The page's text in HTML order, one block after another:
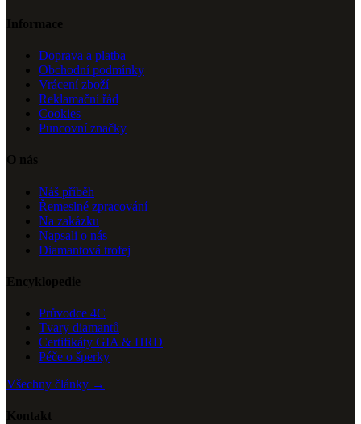
Informace
Doprava a platba
Obchodní podmínky
Vrácení zboží
Reklamační řád
Cookies
Puncovní značky
O nás
Náš příběh
Řemeslné zpracování
Na zakázku
Napsali o nás
Diamantová trofej
Encyklopedie
Průvodce 4C
Tvary diamantů
Certifikáty GIA & HRD
Péče o šperky
Všechny články →
Kontakt